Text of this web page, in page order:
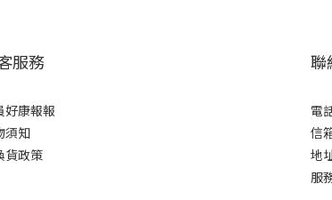
服務
好康報報
須知
貨政策
聯
電
信
地
服